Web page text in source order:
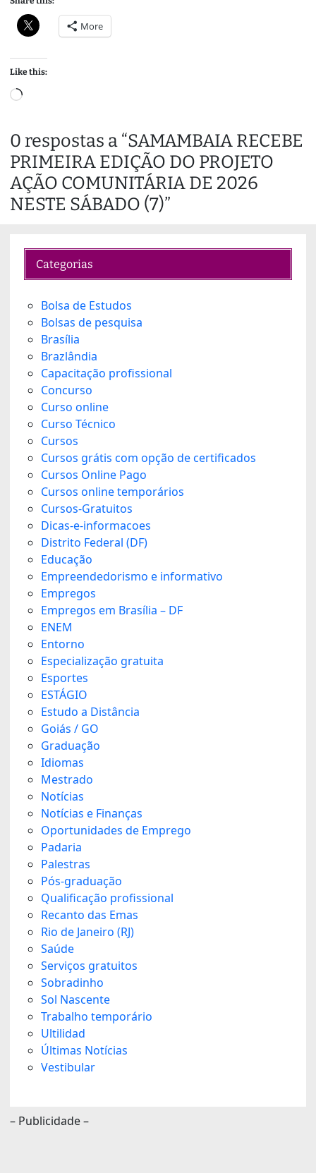
More
Like this:
L
d
i
n
g
…
0 respostas a “SAMAMBAIA RECEBE
PRIMEIRA EDIÇÃO DO PROJETO
AÇÃO COMUNITÁRIA DE 2026
NESTE SÁBADO (7)”
Categorias
Bolsa de Estudos
Bolsas de pesquisa
Brasília
Brazlândia
Capacitação profissional
Concurso
Curso online
Curso Técnico
Cursos
Cursos grátis com opção de certificados
Cursos Online Pago
Cursos online temporários
Cursos-Gratuitos
Dicas-e-informacoes
Distrito Federal (DF)
Educação
Empreendedorismo e informativo
Empregos
Empregos em Brasília – DF
ENEM
Entorno
Especialização gratuita
Esportes
ESTÁGIO
Estudo a Distância
Goiás / GO
Graduação
Idiomas
Mestrado
Notícias
Notícias e Finanças
Oportunidades de Emprego
Padaria
Palestras
Pós-graduação
Qualificação profissional
Recanto das Emas
Rio de Janeiro (RJ)
Saúde
Serviços gratuitos
Sobradinho
Sol Nascente
Trabalho temporário
Ultilidad
Últimas Notícias
Vestibular
– Publicidade –